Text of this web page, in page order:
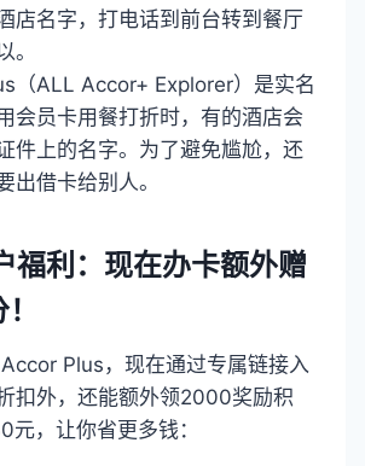
店名字，打电话到前台转到餐厅
。
（ALL Accor+ Explorer）是实名
会员卡用餐打折时，有的酒店会
件上的名字。为了避免尴尬，还
出借卡给别人。
福利：现在办卡额外赠
Plus，现在通过专属链接入
扣外，还能额外领2000奖励积
，让你省更多钱：